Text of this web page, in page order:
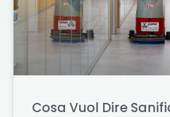
Cosa Vuol Dire